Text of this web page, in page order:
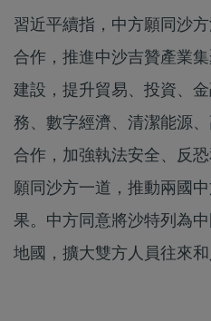
習近平續指，中方願同沙
合作，推進中沙吉贊產業
建設，提升貿易、投資、
務、數字經濟、清潔能源
合作，加強執法安全、反
願同沙方一道，推動兩國
果。中方同意將沙特列為
地國，擴大雙方人員往來和